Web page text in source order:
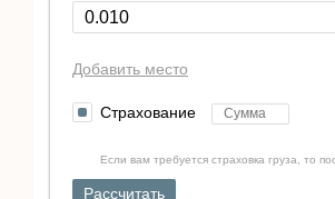
Добавить место
Страхование
Если вам требуется страховка груза, то
Рассчитать